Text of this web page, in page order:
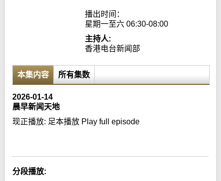
播出时间：
星期一至六 06:30-08:00
主持人:
香港电台新闻部
本集内容 所有集数
2026-01-14
晨早新闻天地
现正播放: 足本播放 Play full episode
分段播放: